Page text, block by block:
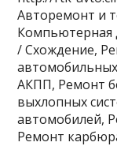
Авторемонт и
Компьютерная
/ Схождение,
АКПП, Ремонт
выхлопных
автомобилей,
Ремонт